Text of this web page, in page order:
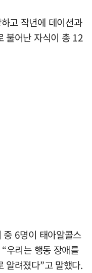
고 작년에 데이션과
불어난 자식이 총 12
중 6명이 태아알콜스
우리는 행동 장애를
알려졌다”고 말했다.